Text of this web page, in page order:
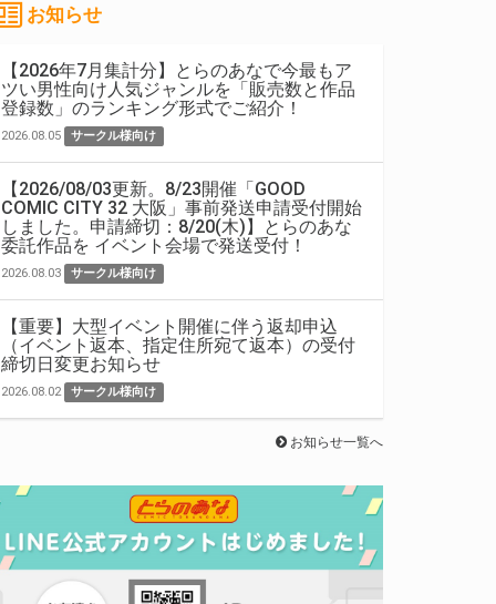
お知らせ
【2026年7月集計分】とらのあなで今最もア
ツい男性向け人気ジャンルを「販売数と作品
登録数」のランキング形式でご紹介！
2026.08.05 サークル様向け
【2026/08/03更新。8/23開催「GOOD
COMIC CITY 32 大阪」事前発送申請受付開始
しました。申請締切：8/20(木)】とらのあな
委託作品を イベント会場で発送受付！
2026.08.03 サークル様向け
【重要】大型イベント開催に伴う返却申込
（イベント返本、指定住所宛て返本）の受付
締切日変更お知らせ
2026.08.02 サークル様向け
お知らせ一覧へ